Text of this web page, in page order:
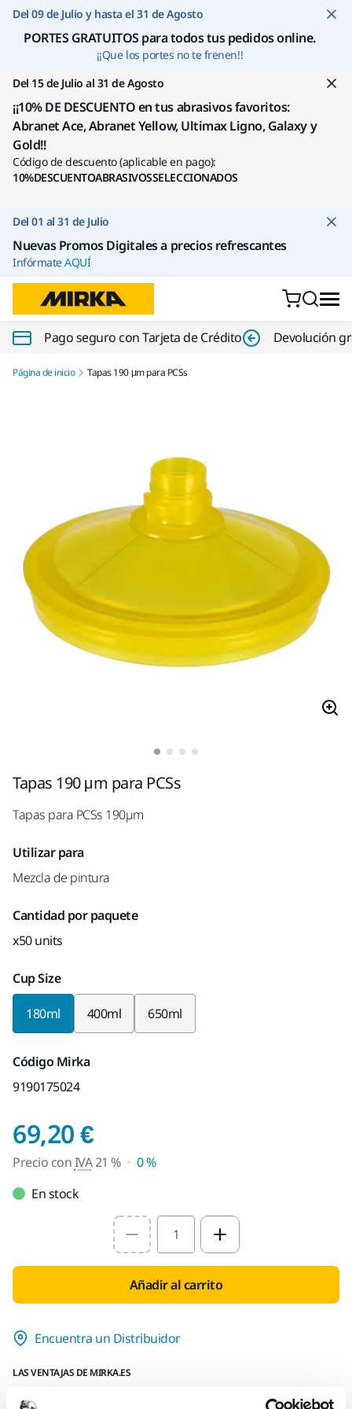
Ir a contenido
Del 09 de Julio y hasta el 31 de Agosto
PORTES GRATUITOS para todos tus pedidos online.
¡¡Que los portes no te frenen!!
Del 15 de Julio al 31 de Agosto
¡¡10% DE DESCUENTO en tus abrasivos favoritos:
Abranet Ace, Abranet Yellow, Ultimax Ligno, Galaxy y
Gold!!
Código de descuento (aplicable en pago):
10%DESCUENTOABRASIVOSSELECCIONADOS
Del 01 al 31 de Julio
Nuevas Promos Digitales a precios refrescantes
InfórmateAQUÍ
Pago seguro con Tarjeta de Crédito Devolución
Página de inicio Tapas 190 μm para PCSs
Tapas 190 μm para PCSs
Tapas para PCSs 190µm
Utilizar para
Mezcla de pintura
Cantidad por paquete
x50 units
Cup Size
180ml 400ml 650ml
Código Mirka
9190175024
69,20 €Precio con IVA 21 %
Precio conIVA21 %
0 %
En stock
Select quantity value
Añadir al carrito
Encuentra un Distribuidor
LAS VENTAJAS DE MIRKA.ES
Entregas en toda España (excepto Canarias, Ceuta y